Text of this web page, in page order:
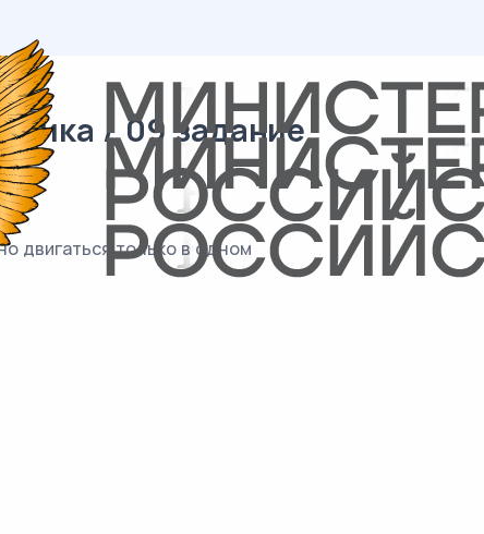
/ 09 задание
двигаться только в одном